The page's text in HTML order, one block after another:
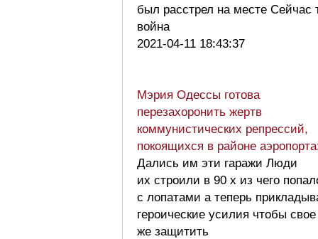
был расстрел на месте Сейчас
война
2021-04-11 18:43:37
Мэрия Одессы готова
перезахоронить жертв
коммунистических репрессий,
покоящихся в районе аэропорта
Дались им эти гаражи Люди
их строили в 90 х из чего
с лопатами а теперь
героические усилия чтобы свое
же защитить